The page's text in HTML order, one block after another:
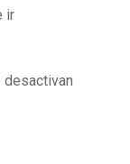
ir
desactivan